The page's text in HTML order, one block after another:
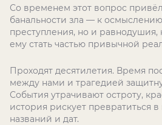
Со временем этот вопрос
банальности зла — к
преступления, но и равнодушия,
ему стать частью привычной
Проходят десятилетия. Время
между нами и трагедией
События утрачивают остроту,
история рискует превратиться
названий и дат.